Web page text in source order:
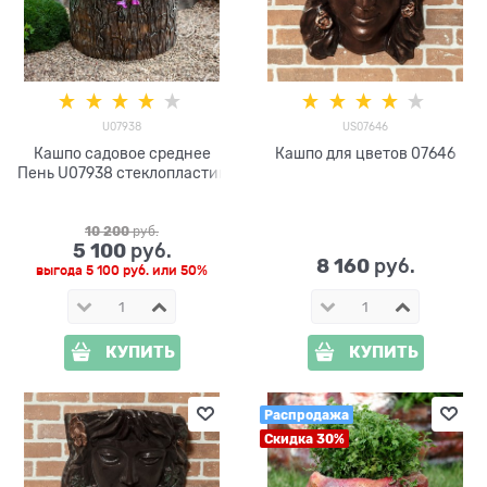
U07938
Кашпо садовое среднее
Пень U07938 стеклопластик
10 200 руб.
5 100 руб.
выгода 5 100 руб. или 50%
КУПИТЬ
US07646
Кашпо для цветов 07646
8 160 руб.
КУПИТЬ
Распродажа
Скидка 30%